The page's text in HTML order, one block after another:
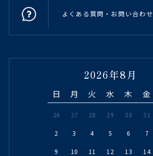
よくある質問・お問い合わせ
2026年8月
日 月 火 水 木 金
26 27 28 29 30 31
2 3 4 5 6 7
9 10 11 12 13 14